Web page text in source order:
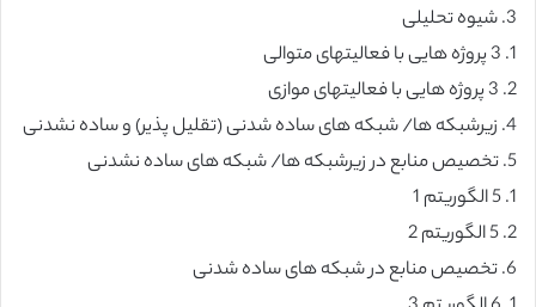
3. شیوه تحلیلی
1. 3 پروژه هایی با فعالیتهای متوالی
2. 3 پروژه هایی با فعالیتهای موازی
4. زیرشبکه ها/ شبکه های ساده شدنی (تقلیل پذیر) و ساده نشدنی
5. تخصیص منابع در زیرشبکه ها/ شبکه های ساده نشدنی
1. 5 الگوریتم 1
2. 5 الگوریتم 2
6. تخصیص منابع در شبکه های ساده شدنی